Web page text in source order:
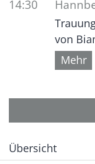
14:30
von
Mehr
Übersicht